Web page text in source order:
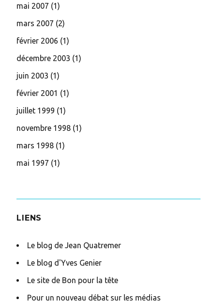
mai 2007 (1)
mars 2007 (2)
février 2006 (1)
décembre 2003 (1)
juin 2003 (1)
février 2001 (1)
juillet 1999 (1)
novembre 1998 (1)
mars 1998 (1)
mai 1997 (1)
LIENS
Le blog de Jean Quatremer
Le blog d'Yves Genier
Le site de Bon pour la tête
Pour un nouveau débat sur les médias